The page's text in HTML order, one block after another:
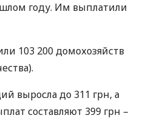
году. Им выплатили
103 200 домохозяйств
выросла до 311 грн, а
составляют 399 грн –